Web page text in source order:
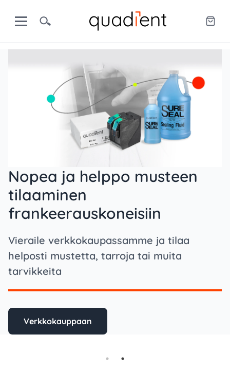
Nopea ja helppo musteen
tilaaminen
frankeerauskoneisiin
Vieraile verkkokaupassamme ja tilaa
helposti mustetta, tarroja tai muita
tarvikkeita
Verkkokauppaan